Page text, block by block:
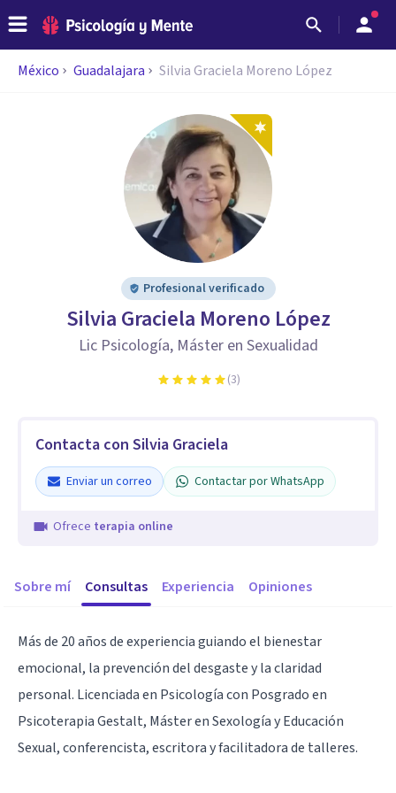
México Guadalajara Silvia Graciela Moreno López
Profesional verificado
Silvia Graciela Moreno López
Lic Psicología, Máster en Sexualidad
(3)
Contacta con Silvia Graciela
Enviar un correo Contactar por WhatsApp
Ofrece terapia online
Sobre mí Consultas Experiencia Opiniones
Más de 20 años de experiencia guiando el bienestar
emocional, la prevención del desgaste y la claridad
personal. Licenciada en Psicología con Posgrado en
Psicoterapia Gestalt, Máster en Sexología y Educación
Sexual, conferencista, escritora y facilitadora de talleres.